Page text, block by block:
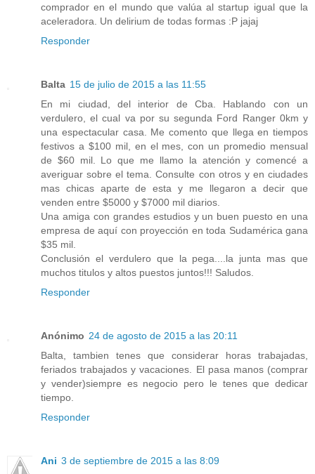
comprador en el mundo que valúa al startup igual que la
aceleradora. Un delirium de todas formas :P jajaj
Responder
Balta 15 de julio de 2015 a las 11:55
En mi ciudad, del interior de Cba. Hablando con un
verdulero, el cual va por su segunda Ford Ranger 0km y
una espectacular casa. Me comento que llega en tiempos
festivos a $100 mil, en el mes, con un promedio mensual
de $60 mil. Lo que me llamo la atención y comencé a
averiguar sobre el tema. Consulte con otros y en ciudades
mas chicas aparte de esta y me llegaron a decir que
venden entre $5000 y $7000 mil diarios.
Una amiga con grandes estudios y un buen puesto en una
empresa de aquí con proyección en toda Sudamérica gana
$35 mil.
Conclusión el verdulero que la pega....la junta mas que
muchos titulos y altos puestos juntos!!! Saludos.
Responder
Anónimo 24 de agosto de 2015 a las 20:11
Balta, tambien tenes que considerar horas trabajadas,
feriados trabajados y vacaciones. El pasa manos (comprar
y vender)siempre es negocio pero le tenes que dedicar
tiempo.
Responder
Ani 3 de septiembre de 2015 a las 8:09